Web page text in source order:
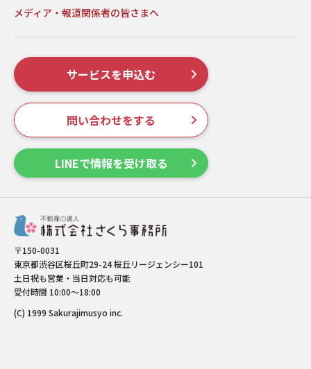
メディア・報道関係者の皆さまへ
サービスを申込む
問い合わせをする
LINEで情報を受け取る
〒150-0031
東京都渋谷区桜丘町29-24 桜丘リージェンシー101
土日祝も営業・当日対応も可能
受付時間 10:00～18:00
(C) 1999 Sakurajimusyo inc.